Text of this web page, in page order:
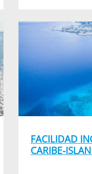
FACILIDAD
CARIBE-